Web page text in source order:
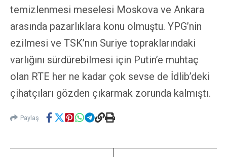
temizlenmesi meselesi Moskova ve Ankara
arasında pazarlıklara konu olmuştu. YPG’nin
ezilmesi ve TSK’nın Suriye topraklarındaki
varlığını sürdürebilmesi için Putin’e muhtaç
olan RTE her ne kadar çok sevse de İdlib’deki
çihatçıları gözden çıkarmak zorunda kalmıştı.
Paylaş